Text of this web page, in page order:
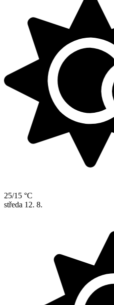
25/15 °C
středa 12. 8.